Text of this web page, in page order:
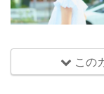
この